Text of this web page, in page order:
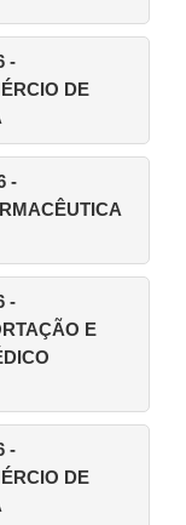
-
DE
-
-
E
-
DE